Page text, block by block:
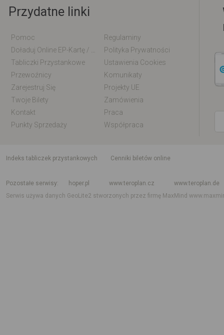
Przydatne linki
Pomoc
Regulaminy
Polityka Prywatności
Tabliczki Przystankowe
Ustawienia Cookies
Przewoźnicy
Komunikaty
Zarejestruj Się
Projekty UE
Twoje Bilety
Zamówienia
Kontakt
Praca
Punkty Sprzedaży
Współpraca
indeks tabliczek przystankowych
Cenniki biletów online
Pozostałe serwisy
hoper.pl www.teroplan.cz
www.teroplan.de
Serwis używa danych GeoLite2 stworzonych przez firmę MaxMind